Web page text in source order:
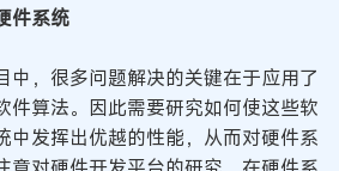
件系统
中，很多问题解决的关键在于应用了
件算法。因此需要研究如何使这些软
中发挥出优越的性能，从而对硬件系